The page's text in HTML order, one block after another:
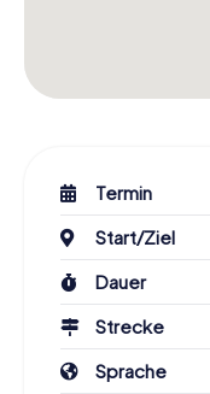
Termin
Start/Ziel
Dauer
Strecke
Sprache